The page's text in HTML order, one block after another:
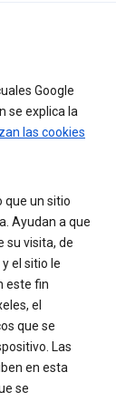
Google
se explica la
las cookies
que un sitio
Ayudan a que
su visita, de
el sitio le
este fin
el
que se
Las
en esta
se